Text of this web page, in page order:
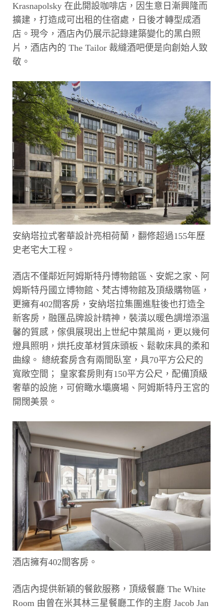
Krasnapolsky 在此開設咖啡店，因生意日漸興隆而
擴建，打造成可出租的住宿處，日後才轉型成酒
店。現今，酒店內仍展示記錄建築變化的黑白照
片，酒店內的 The Tailor 裁縫酒吧便是向創始人致
敬。
安納塔拉式奢華設計亮相荷蘭，翻修超過155年歷
史老宅大工程。
酒店不僅鄰近阿姆斯特丹博物館區、安妮之家、阿
姆斯特丹國立博物館、梵古博物館及頂級購物區，
更擁有402間客房，安納塔拉集團進駐後也打造全
新客房，融匯品牌設計精神，裝潢以暖色調增添溫
馨的質感，傢俱展現出上世紀中葉風尚，更以幾何
燈具照明，烘托皮革材質床頭板、鬆軟床具的柔和
曲線。 總統套房含有兩間臥室，具70平方公尺的
寬敞空間； 皇家套房則有150平方公尺，配備頂級
奢華的設施，可俯瞰水壩廣場、阿姆斯特丹王宮的
開闊美景。
酒店擁有402間客房。
酒店內提供新穎的餐飲服務，頂級餐廳 The White
Room 由曾在米其林三星餐廳工作的主廚 Jacob Jan